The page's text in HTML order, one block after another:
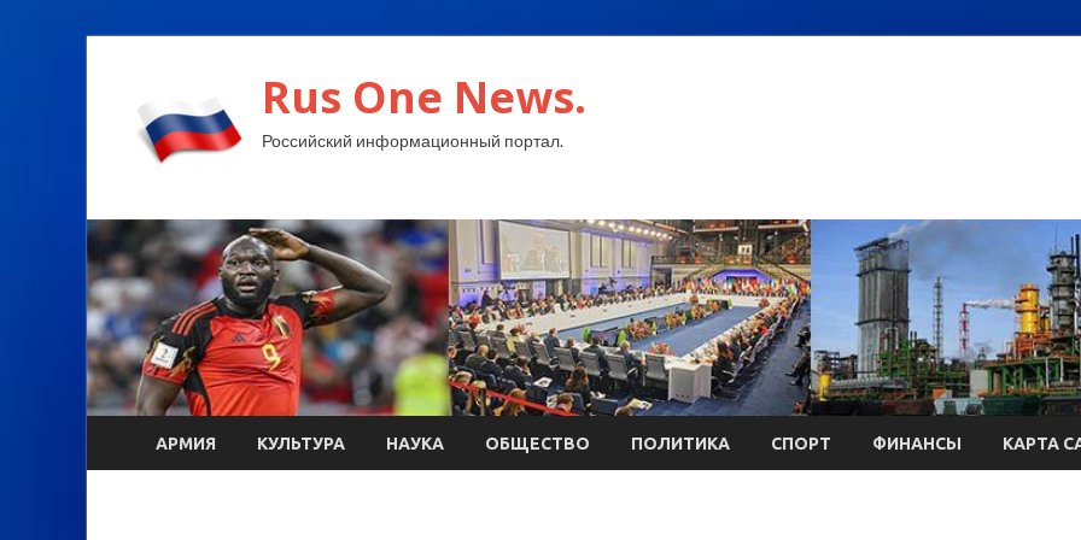
Rus One News.
Российский информационный портал.
АРМИЯ КУЛЬТУРА НАУКА ОБЩЕСТВО ПОЛИТИКА СПОРТ ФИНАНСЫ КАРТА